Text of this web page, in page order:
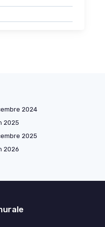
2024
2025
2025
2026